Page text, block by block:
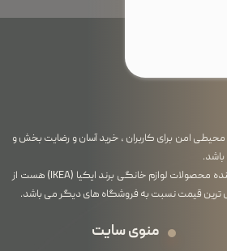
امن برای کاربران ، خرید آسان و رضایت بخش و
فروشگاه ما از آنجایی که خود واردکننده محصولات لوازم خانگی برند ایکیا (IKEA) هست از
ترین قیمت نسبت به فروشگاه های دیگر می باشد.
منوی سایت